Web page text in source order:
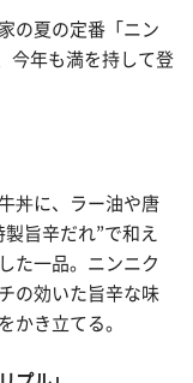
の夏の定番「ニン
今年も満を持して登
丼に、ラー油や唐
旨辛だれ”で和え
た一品。ニンニク
の効いた旨辛な味
かき立てる。